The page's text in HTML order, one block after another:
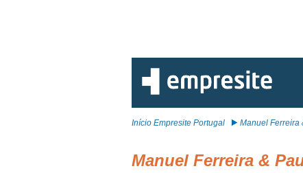
Início Empresite Portugal Manuel Ferreira
Manuel Ferreira &